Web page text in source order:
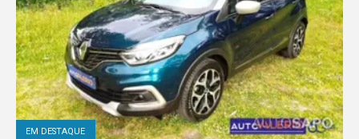
EM DESTAQUE